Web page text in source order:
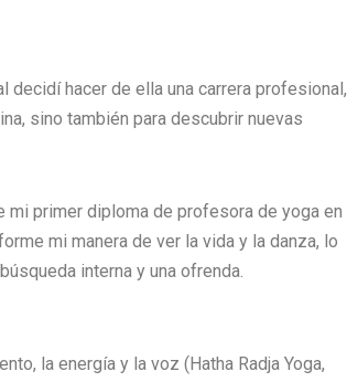
decidí hacer de ella una carrera profesional,
sino también para descubrir nuevas
mi primer diploma de profesora de yoga en
mi manera de ver la vida y la danza, lo
interna y una ofrenda.
la energía y la voz (Hatha Radja Yoga,